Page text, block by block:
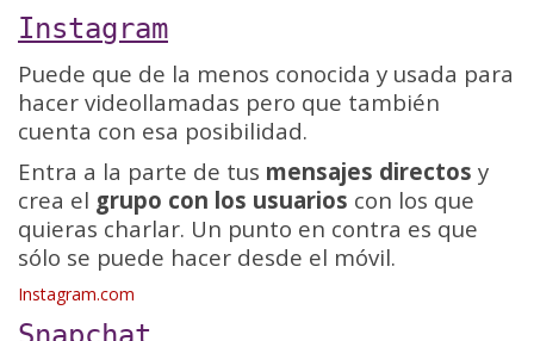
Instagram
Puede que de la menos conocida y usada para
hacer videollamadas pero que también
cuenta con esa posibilidad.
Entra a la parte de tus mensajes directos y
crea el grupo con los usuarios con los que
quieras charlar. Un punto en contra es que
sólo se puede hacer desde el móvil.
Instagram.com